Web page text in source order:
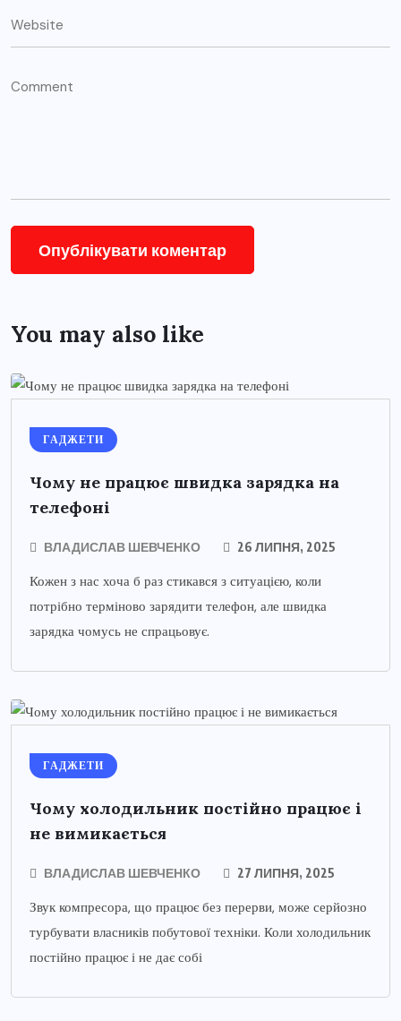
You may also like
ГАДЖЕТИ
Чому не працює швидка зарядка на
телефоні
ВЛАДИСЛАВ ШЕВЧЕНКО 26 ЛИПНЯ, 2025
Кожен з нас хоча б раз стикався з ситуацією, коли
потрібно терміново зарядити телефон, але швидка
зарядка чомусь не спрацьовує.
ГАДЖЕТИ
Чому холодильник постійно працює і
не вимикається
ВЛАДИСЛАВ ШЕВЧЕНКО 27 ЛИПНЯ, 2025
Звук компресора, що працює без перерви, може серйозно
турбувати власників побутової техніки. Коли холодильник
постійно працює і не дає собі